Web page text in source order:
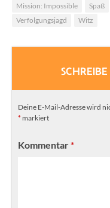
Mission: Impossible
Spaß
Verfolgungsjagd
Witz
Deine E-Mail-Adresse wird
* markiert
Kommentar*